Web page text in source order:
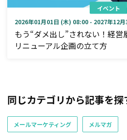
イベント
2026年01月01日 (木) 08:00 - 2027年12
もう“ダメ出し”されない！経営
リニューアル企画の立て方
同じカテゴリから記事を探
メールマーケティング メルマガ